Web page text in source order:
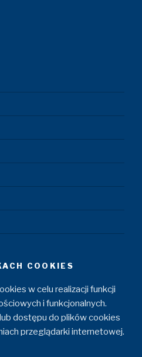
COOKIES
w celu realizacji funkcji
i funkcjonalnych.
dostępu do plików cookies
przeglądarki internetowej.